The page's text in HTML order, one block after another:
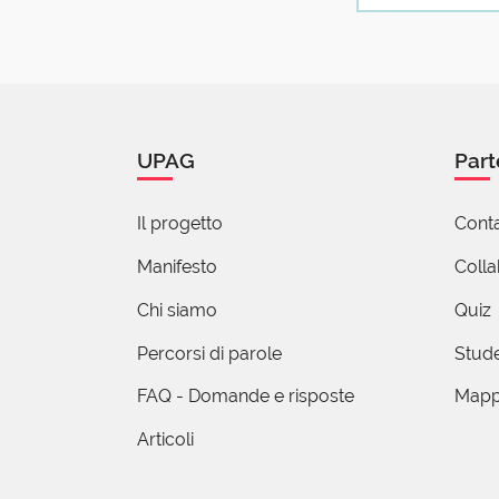
26
UPAG
Il progetto
Manifesto
Chi siamo
Percorsi di parole
FAQ - Domande e risposte
Articoli
Quiz